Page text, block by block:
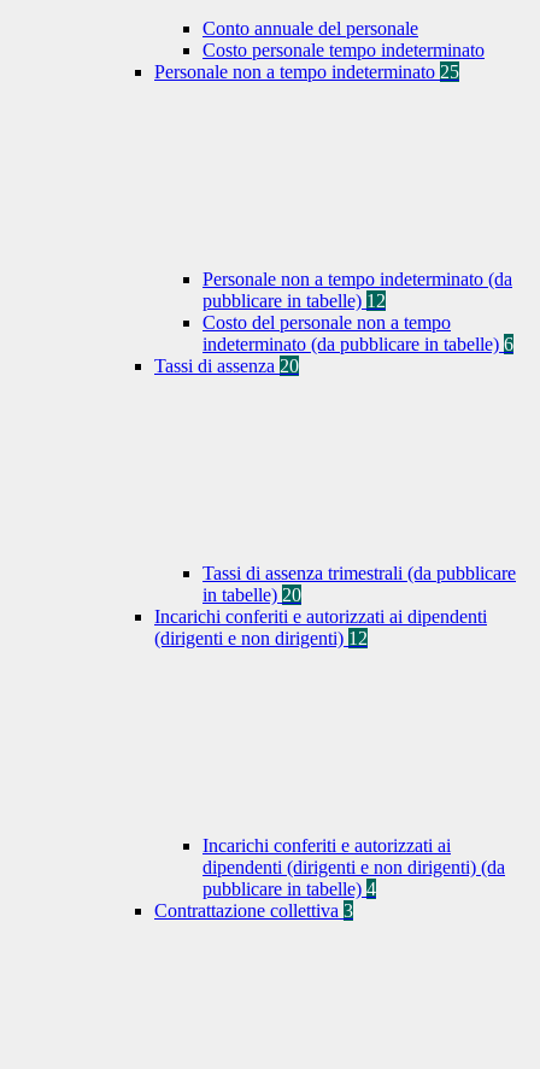
Conto annuale del personale
Costo personale tempo indeterminato
Personale non a tempo indeterminato 25
Personale non a tempo indeterminato (da
pubblicare in tabelle) 12
Costo del personale non a tempo
indeterminato (da pubblicare in tabelle) 6
Tassi di assenza 20
Tassi di assenza trimestrali (da pubblicare
in tabelle) 20
Incarichi conferiti e autorizzati ai dipendenti
(dirigenti e non dirigenti) 12
Incarichi conferiti e autorizzati ai
dipendenti (dirigenti e non dirigenti) (da
pubblicare in tabelle) 4
Contrattazione collettiva 3